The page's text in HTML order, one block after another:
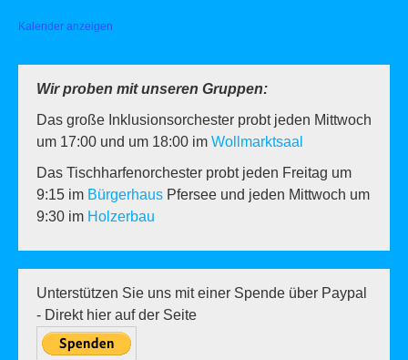
Kalender anzeigen
Wir proben mit unseren Gruppen:
Das große Inklusionsorchester probt jeden Mittwoch
um 17:00 und um 18:00 im Wollmarktsaal
Das Tischharfenorchester probt jeden Freitag um
9:15 im Bürgerhaus Pfersee und jeden Mittwoch um
9:30 im Holzerbau
Unterstützen Sie uns mit einer Spende über Paypal
- Direkt hier auf der Seite